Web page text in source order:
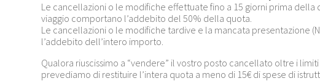
Le cancellazioni o le modifiche effettuate fino a 15 giorni prima della
viaggio comportano l’addebito del 50% della quota.
Le cancellazioni o le modifiche tardive e la mancata presentazione
l’addebito dell’intero importo.
Qualora riuscissimo a “vendere” il vostro posto cancellato oltre i
prevediamo di restituire l’intera quota a meno di 15€ di spese di